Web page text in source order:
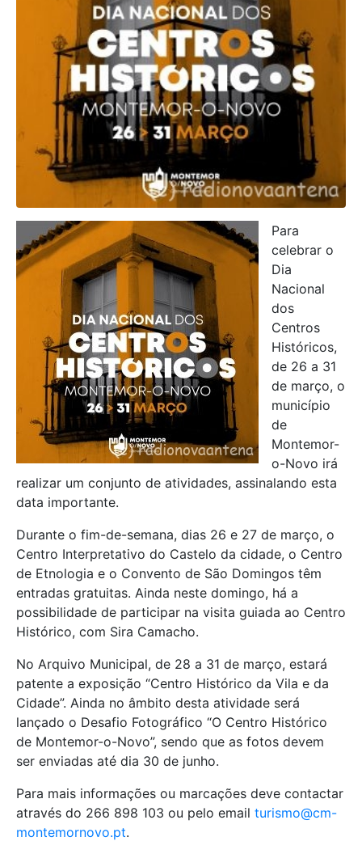
Para
celebrar o
Dia
Nacional
dos
Centros
Históricos,
de 26 a 31
de março, o
município
de
Montemor-
o-Novo irá
realizar um conjunto de atividades, assinalando esta
data importante.
Durante o fim-de-semana, dias 26 e 27 de março, o
Centro Interpretativo do Castelo da cidade, o Centro
de Etnologia e o Convento de São Domingos têm
entradas gratuitas. Ainda neste domingo, há a
possibilidade de participar na visita guiada ao Centro
Histórico, com Sira Camacho.
No Arquivo Municipal, de 28 a 31 de março, estará
patente a exposição “Centro Histórico da Vila e da
Cidade”. Ainda no âmbito desta atividade será
lançado o Desafio Fotográfico “O Centro Histórico
de Montemor-o-Novo”, sendo que as fotos devem
ser enviadas até dia 30 de junho.
Para mais informações ou marcações deve contactar
através do 266 898 103 ou pelo email turismo@cm-
montemornovo.pt.